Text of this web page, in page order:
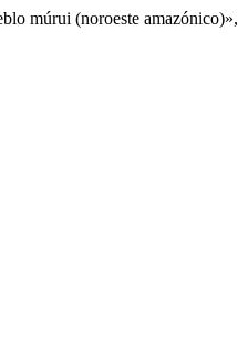
múrui (noroeste amazónico)»,